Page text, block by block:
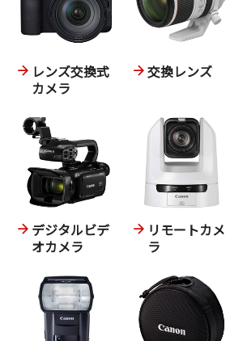
レンズ交換式
カメラ
交換レンズ
デジタルビデ
オカメラ
リモートカメ
ラ